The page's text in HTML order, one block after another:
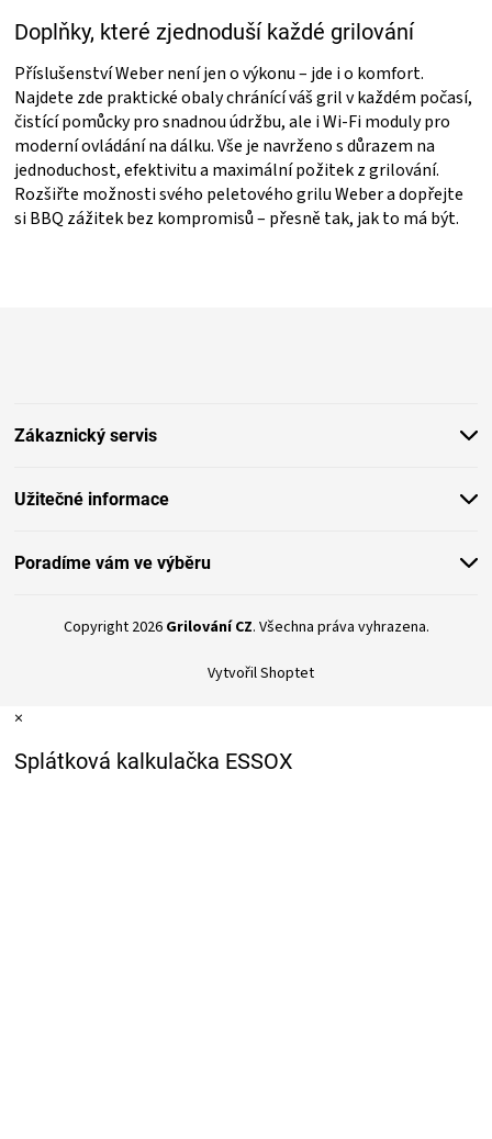
u
Doplňky, které zjednoduší každé grilování
Příslušenství Weber není jen o výkonu – jde i o komfort.
Najdete zde praktické obaly chránící váš gril v každém počasí,
čistící pomůcky pro snadnou údržbu, ale i Wi-Fi moduly pro
moderní ovládání na dálku. Vše je navrženo s důrazem na
jednoduchost, efektivitu a maximální požitek z grilování.
Rozšiřte možnosti svého peletového grilu Weber a dopřejte
si BBQ zážitek bez kompromisů – přesně tak, jak to má být.
Zákaznický servis
Užitečné informace
Poradíme vám ve výběru
Vytvořil Shoptet
Copyright 2026 Grilování CZ. Všechna práva vyhrazena.
×
Splátková kalkulačka ESSOX